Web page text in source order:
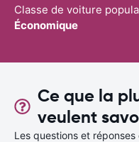
Classe de voiture
Économique
Ce que la
veulent
Les questions et